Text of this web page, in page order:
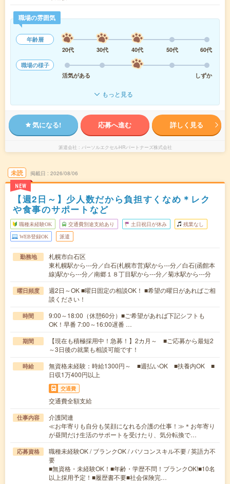
職場の雰囲気
年齢層
20代
30代 40代 50代
60代
職場の様子
活気がある
しずか
もっと見る
気になる! 応募へ進む 詳しく見る
派遣会社 パーソルエクセルHRパートナーズ株式会社
未読
NEW
掲載日 2026/08/06
【週2日～】少人数だから負担すくなめ＊レク
や食事のサポートなど
職種未経験OK 交通費別途支給あり 土日祝日が休み 残業なし
WEB登録OK 派遣
勤務地
札幌市白石区
東札幌駅から---分／白石(札幌市営)駅から---分／白石(函館本
線)駅から---分／南郷１８丁目駅から---分／菊水駅から---分
曜日頻度
週2日～OK ■曜日固定の相談OK！ ■希望の曜日があればご相
談ください！
時間
9:00～18:00（休憩60分）■ご希望があれば下記シフトも
OK！早番 7:00～16:00遅番 …
期間
【現在も積極採用中！急募！】2カ月～ ■ご応募から最短2
～3日後の就業も相談可能です！
時給
無資格未経験：時給1300円～ ■週払いOK ■扶養内OK ■
日収1万400円以上
交通費
交通費全額支給
仕事内容
介護関連
≪お年寄りも自分も笑顔になれる介護の仕事！≫＊お年寄り
が昼間だけ生活のサポートを受けたり、気分転換で…
応募資格
職種未経験OK / ブランクOK / パソコンスキル不要 / 英語力不
要
■無資格・未経験OK！■年齢・学歴不問！ブランクOK!■10名
以上採用予定！■履歴書不要■社会保険完…